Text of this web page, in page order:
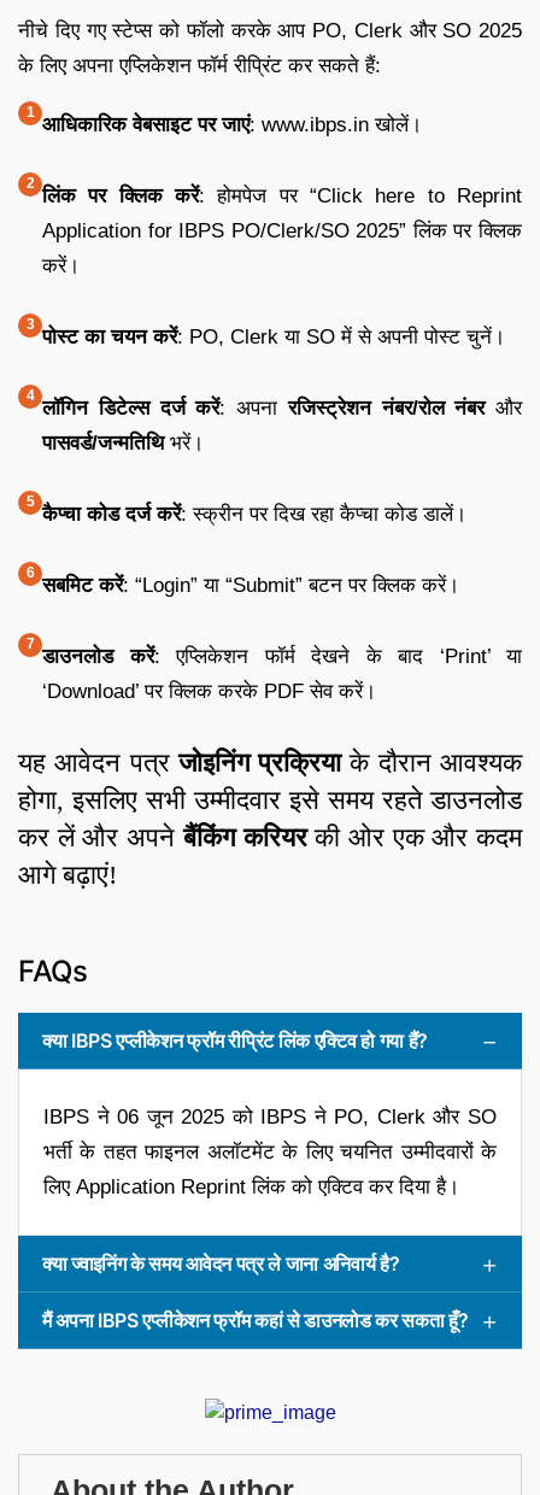
नीचे दिए गए स्टेप्स को फॉलो करके आप PO, Clerk और SO 2025
के लिए अपना एप्लिकेशन फॉर्म रीप्रिंट कर सकते हैं:
आधिकारिक वेबसाइट पर जाएं: www.ibps.in खोलें।
लिंक पर क्लिक करें: होमपेज पर “Click here to Reprint
Application for IBPS PO/Clerk/SO 2025” लिंक पर क्लिक
करें।
पोस्ट का चयन करें: PO, Clerk या SO में से अपनी पोस्ट चुनें।
लॉगिन डिटेल्स दर्ज करें: अपनारजिस्ट्रेशन नंबर/रोल नंबरऔर
पासवर्ड/जन्मतिथिभरें।
कैप्चा कोड दर्ज करें: स्क्रीन पर दिख रहा कैप्चा कोड डालें।
सबमिट करें: “Login” या “Submit” बटन पर क्लिक करें।
डाउनलोड करें: एप्लिकेशन फॉर्म देखने के बाद ‘Print’ या
‘Download’ पर क्लिक करके PDF सेव करें।
यह आवेदन पत्रजोइनिंग प्रक्रियाके दौरान आवश्यक
होगा, इसलिए सभी उम्मीदवार इसे समय रहते डाउनलोड
कर लें और अपनेबैंकिंग करियरकी ओर एक और कदम
आगे बढ़ाएं!
FAQs
क्या IBPS एप्लीकेशन फ्रॉम रीप्रिंट लिंक एक्टिव हो गया हैं?
IBPS ने 06 जून 2025 को IBPS ने PO, Clerk और SO
भर्ती के तहत फाइनल अलॉटमेंट के लिए चयनित उम्मीदवारों के
लिए Application Reprint लिंक को एक्टिव कर दिया है।
क्या ज्वाइनिंग के समय आवेदन पत्र ले जाना अनिवार्य है?
मैं अपना IBPS एप्लीकेशन फ्रॉम कहां से डाउनलोड कर सकता हूँ?